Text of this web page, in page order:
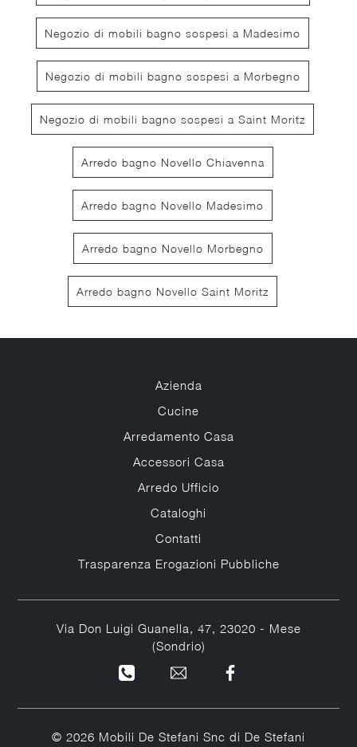
Negozio di mobili bagno sospesi a Madesimo
Negozio di mobili bagno sospesi a Morbegno
Negozio di mobili bagno sospesi a Saint Moritz
Arredo bagno Novello Chiavenna
Arredo bagno Novello Madesimo
Arredo bagno Novello Morbegno
Arredo bagno Novello Saint Moritz
Azienda
Cucine
Arredamento Casa
Accessori Casa
Arredo Ufficio
Cataloghi
Contatti
Trasparenza Erogazioni Pubbliche
Via Don Luigi Guanella, 47, 23020 - Mese
(Sondrio)
© 2026 Mobili De Stefani Snc di De Stefani